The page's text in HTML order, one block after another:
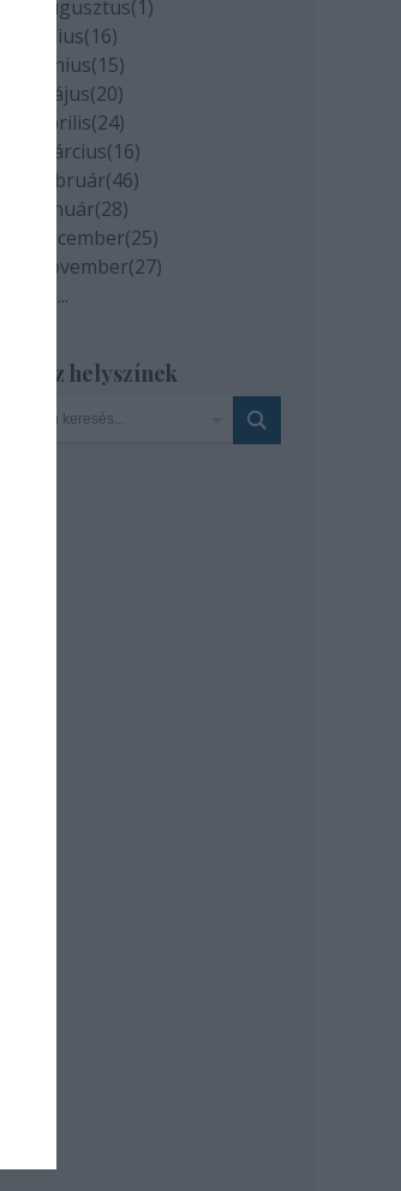
2020 augusztus(1)
2020 július(16)
2020 június(15)
2020 május(20)
2020 április(24)
2020 március(16)
2020 február(46)
2020 január(28)
2019 december(25)
2019 november(27)
...
Szinház helyszínek